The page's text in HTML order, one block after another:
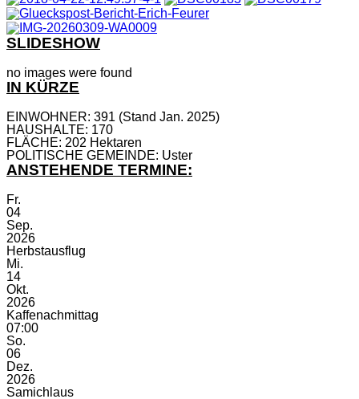
SLIDESHOW
no images were found
IN KÜRZE
EINWOHNER: 391 (Stand Jan. 2025)
HAUSHALTE: 170
FLÄCHE: 202 Hektaren
POLITISCHE GEMEINDE: Uster
ANSTEHENDE TERMINE:
Fr.
04
Sep.
2026
Herbstausflug
Mi.
14
Okt.
2026
Kaffenachmittag
07:00
So.
06
Dez.
2026
Samichlaus